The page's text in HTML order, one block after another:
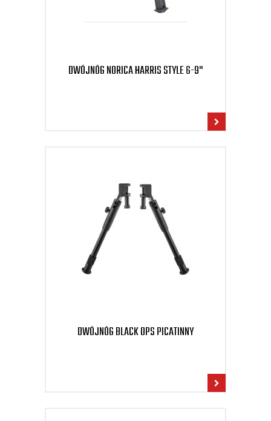
DWÓJNÓG NORICA HARRIS STYLE 6-9"
DWÓJNÓG BLACK OPS PICATINNY